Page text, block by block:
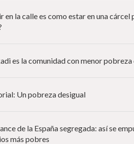
en la calle es como estar en una
es la comunidad con menor pobreza
Un pobreza desigual
de la España segregada: así se
más pobres